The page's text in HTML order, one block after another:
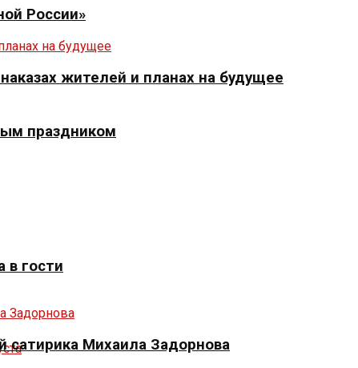
праздником
России»
жителей и планах на будущее
в гости
сатирика Михаила Задорнова